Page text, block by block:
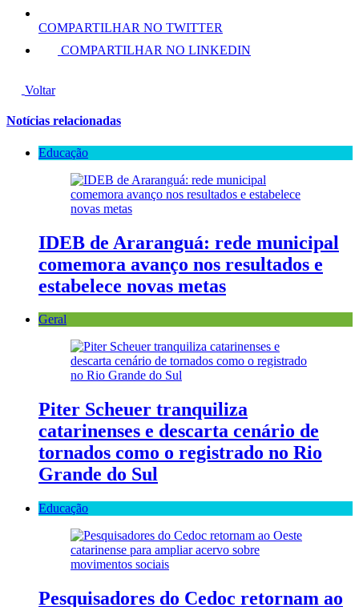
COMPARTILHAR NO TWITTER
COMPARTILHAR NO LINKEDIN
Voltar
Notícias relacionadas
Educação
IDEB de Araranguá: rede municipal
comemora avanço nos resultados e
estabelece novas metas
Geral
Piter Scheuer tranquiliza
catarinenses e descarta cenário de
tornados como o registrado no Rio
Grande do Sul
Educação
Pesquisadores do Cedoc retornam ao